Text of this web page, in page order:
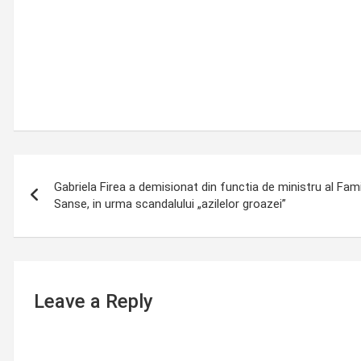
navigation
Gabriela Firea a demisionat din functia de ministru al
Sanse, in urma scandalului „azilelor groazei”
Leave a Reply